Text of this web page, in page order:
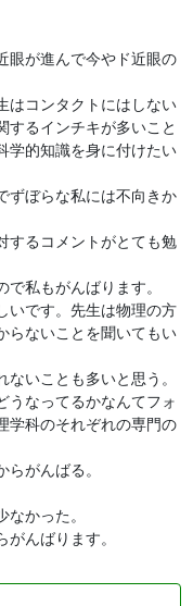
眼が進んで今やド近眼の
はコンタクトにはしない
するインチキが多いこと
学的知識を身に付けたい
ずぼらな私には不向きか
するコメントがとても勉
私もがんばります。
いです。先生は物理の方
らないことを聞いてもい
いことも多いと思う。
うなってるかなんてフォ
学科のそれぞれの専門の
がんばる。
かった。
んばります。